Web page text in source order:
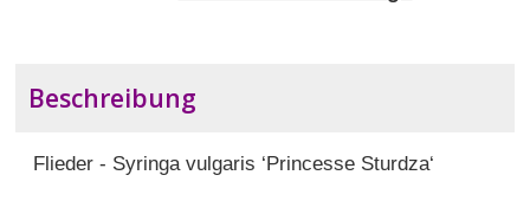
Beschreibung
Flieder - Syringa vulgaris ‘Princesse Sturdza‘